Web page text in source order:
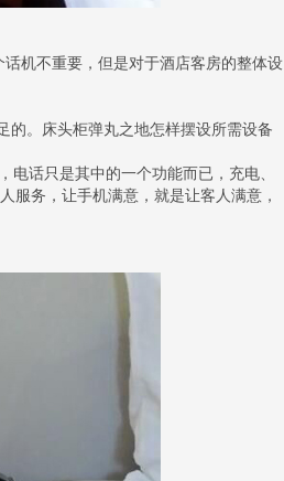
机不重要，但是对于酒店客房的整体设
。床头柜弹丸之地怎样摆设所需设备
话只是其中的一个功能而已，充电、
服务，让手机满意，就是让客人满意，